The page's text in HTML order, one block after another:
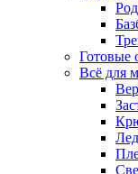
Готовые
Всё для